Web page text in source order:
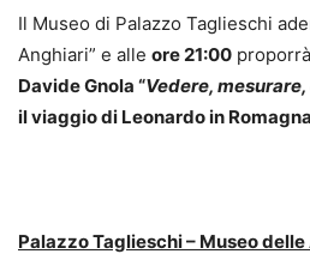
Il Museo di Palazzo Taglieschi
Anghiari” e alle ore 21:00
Davide Gnola “Vedere,
il viaggio di Leonardo in
Palazzo Taglieschi – Museo